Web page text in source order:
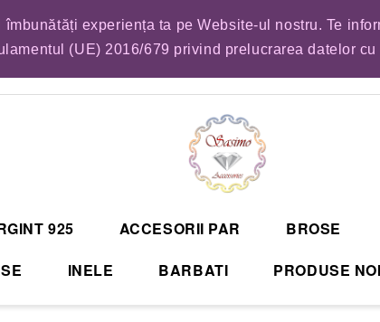
experiența ta pe Website-ul nostru. Te
(UE) 2016/679 privind prelucrarea datelor cu
LISTA DE COMENZI PENTRU SFANTA MARIA. VA RUGAM SA VA
925 ACCESORII PAR BROSE
INELE BARBATI PRODUSE NOI